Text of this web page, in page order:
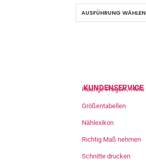
AUSFÜHRUNG WÄHLEN
KUNDENSERVICE
Häufige Fragen / Hilfe
Größentabellen
Nählexikon
Richtig Maß nehmen
Schnitte drucken